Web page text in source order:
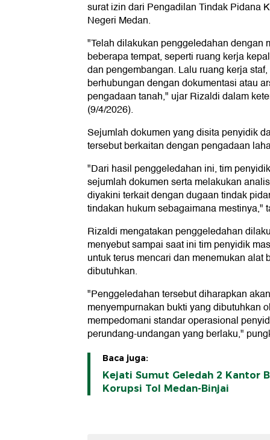
surat izin dari Pengadilan Tindak Pidana
Negeri Medan.
"Telah dilakukan penggeledahan dengan
beberapa tempat, seperti ruang kerja
dan pengembangan. Lalu ruang kerja
berhubungan dengan dokumentasi atau
pengadaan tanah," ujar Rizaldi dalam
(9/4/2026).
Sejumlah dokumen yang disita penyidik
tersebut berkaitan dengan pengadaan
"Dari hasil penggeledahan ini, tim
sejumlah dokumen serta melakukan
diyakini terkait dengan dugaan tindak
tindakan hukum sebagaimana mestinya,"
Rizaldi mengatakan penggeledahan
menyebut sampai saat ini tim penyidik
untuk terus mencari dan menemukan alat
dibutuhkan.
"Penggeledahan tersebut diharapkan
menyempurnakan bukti yang dibutuhkan
mempedomani standar operasional
perundang-undangan yang berlaku,"
Baca juga:
Kejati Sumut Geledah 2 Kantor
Korupsi Tol Medan-Binjai